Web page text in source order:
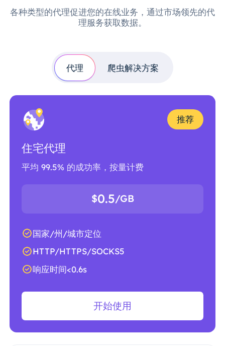
各种类型的代理促进您的在线业务，通过市场领先的代
理服务获取数据。
代理 爬虫解决方案
推荐
住宅代理
平均 99.5% 的成功率，按量计费
$0.5/GB
国家/州/城市定位
HTTP/HTTPS/SOCKS5
响应时间<0.6s
开始使用